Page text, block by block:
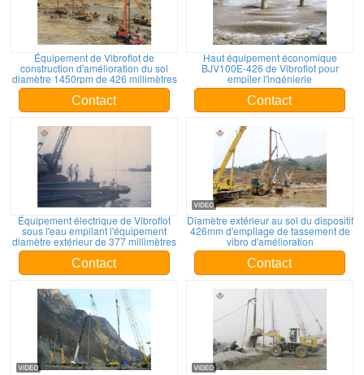
Équipement de Vibroflot de
construction d'amélioration du sol
diamètre 1450rpm de 426 millimètres
Contact
Haut équipement économique
BJV100E-426 de Vibroflot pour
empiler l'ingénierie
Contact
Équipement électrique de Vibroflot
sous l'eau empilant l'équipement
diamètre extérieur de 377 millimètres
Contact
Diamètre extérieur au sol du dispositif
426mm d'empilage de tassement de
vibro d'amélioration
Contact